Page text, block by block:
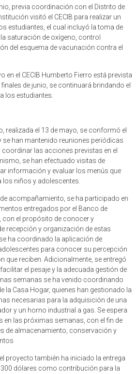
previa coordinación con el Distrito de
visitó el CECIB para realizar un
estudiantes, el cual incluyó la toma de
saturación de oxígeno, control
del esquema de vacunación contra el
en el CECIB Humberto Fierro está prevista
finales de junio, se continuará brindando el
los estudiantes.
realizada el 13 de mayo, se conformó el
se han mantenido reuniones periódicas
las acciones previstas en el
se han efectuado visitas de
información y evaluar los menús que
niños y adolescentes.
acompañamiento, se ha participado en
entregados por el Banco de
con el propósito de conocer y
recepción y organización de estas
ha coordinado la aplicación de
para conocer su percepción
que reciben. Adicionalmente, se entregó
el pesaje y la adecuada gestión de
semanas se ha venido coordinando
la Casa Hogar, quienes han gestionado la
necesarias para la adquisición de una
y un horno industrial a gas. Se espera
las próximas semanas, con el fin de
de almacenamiento, conservación y
proyecto también ha iniciado la entrega
dólares como contribución para la